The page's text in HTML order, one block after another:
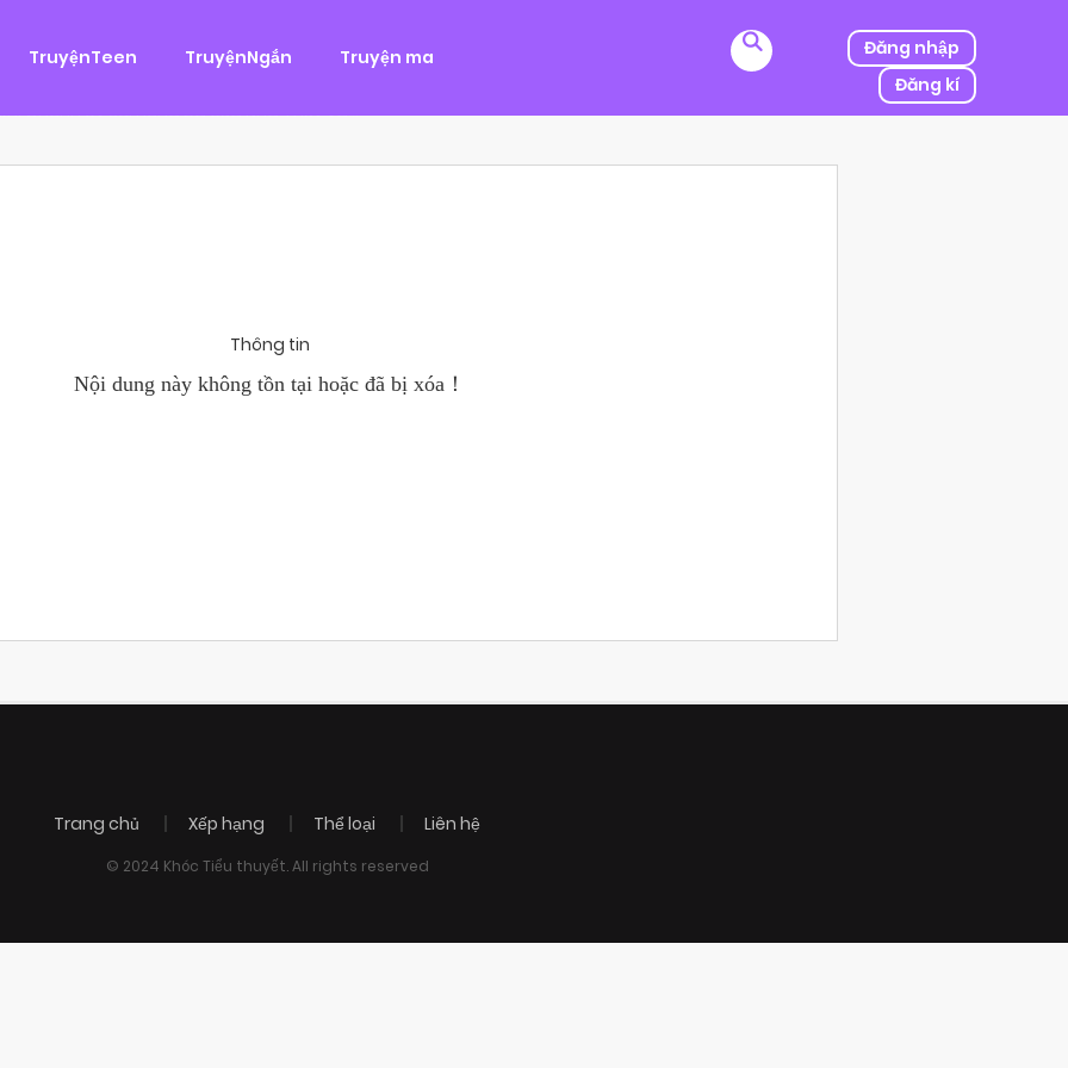
TruyệnTeen TruyệnNgắn Truyện ma
Đăng nhập
Đăng kí
Tình Cảm
Hùng, một tên cướp biển chân chính. Cho đến một ngày, cô bị kẻ thù của ba mình bắt cóc, người được mệnh danh
Chánh Uy săn lùng ba của Nhã Thụy và...
Thông tin
Nội dung này không tồn tại hoặc đã bị xóa！
Trang chủ Xếp hạng Thể loại Liên hệ
© 2024 Khóc Tiểu thuyết. All rights reserved